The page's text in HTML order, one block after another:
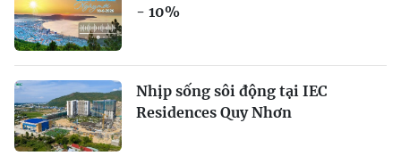
- 10%
Nhịp sống sôi động tại IEC
Residences Quy Nhơn